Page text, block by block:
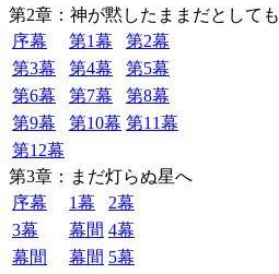
第2章：神が黙したままだとしても
序幕
第1幕
第2幕
第3幕
第4幕
第5幕
第6幕
第7幕
第8幕
第9幕
第10幕 第11幕
第12幕
第3章：まだ灯らぬ星へ
序幕
1幕
2幕
3幕
幕間 4幕
幕間
幕間 5幕